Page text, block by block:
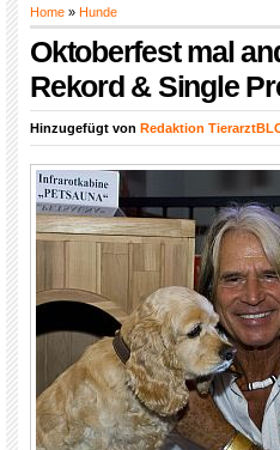
Home » Hunde
Oktoberfest mal
Rekord & Single
Hinzugefügt von Redaktion